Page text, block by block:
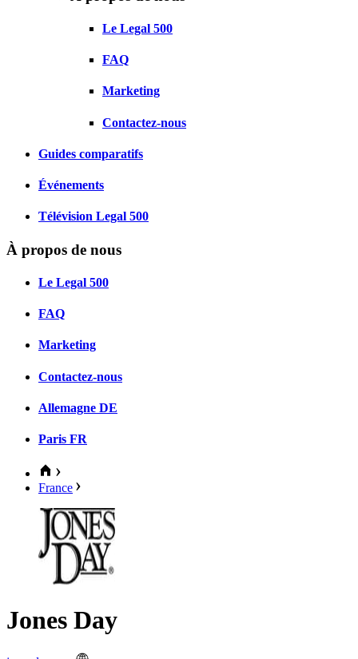
Le Legal 500
FAQ
Marketing
Contactez-nous
Guides comparatifs
Événements
Télévision Legal 500
À propos de nous
Le Legal 500
FAQ
Marketing
Contactez-nous
Allemagne DE
Paris FR
France
Jones Day